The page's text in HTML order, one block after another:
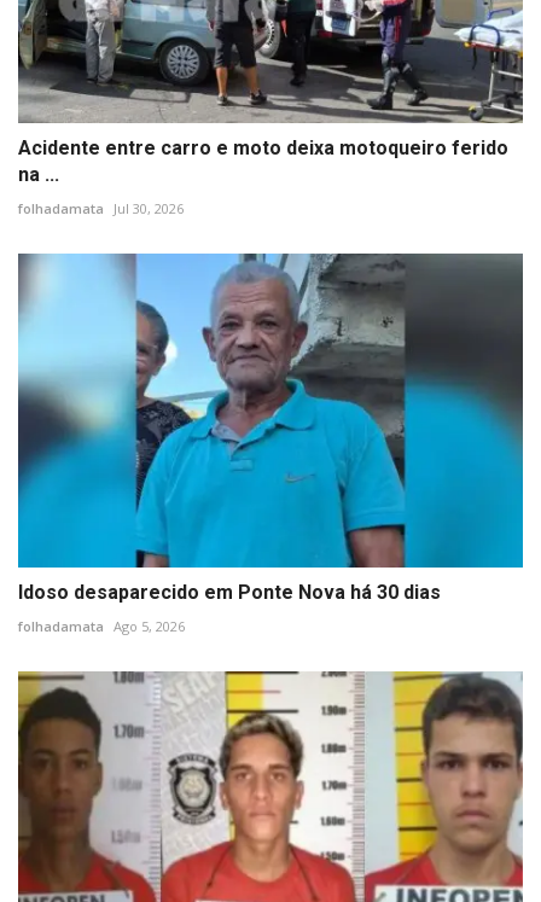
Acidente entre carro e moto deixa motoqueiro ferido
na ...
folhadamata Jul 30, 2026
Idoso desaparecido em Ponte Nova há 30 dias
folhadamata Ago 5, 2026